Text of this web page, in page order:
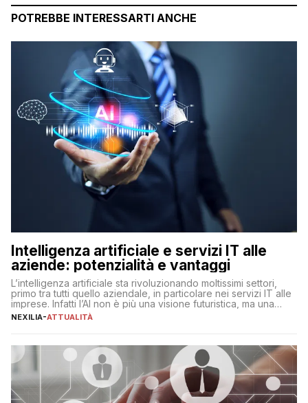
POTREBBE INTERESSARTI ANCHE
Intelligenza artificiale e servizi IT alle
aziende: potenzialità e vantaggi
L’intelligenza artificiale sta rivoluzionando moltissimi settori,
primo tra tutti quello aziendale, in particolare nei servizi IT alle
imprese. Infatti l’AI non è più una visione futuristica, ma una
realtà operativa che sta portando a un cambio significativo in
operazioni, bensì comporta […]
NEXILIA-ATTUALITÀ